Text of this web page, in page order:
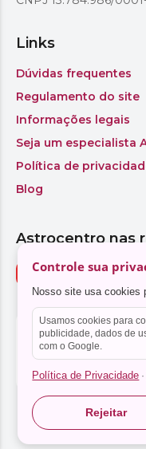
Controle sua
Nosso site usa cookies
Usamos cookies para
publicidade, dados de
com o Google.
Política de Privacidade ·
Rejeitar